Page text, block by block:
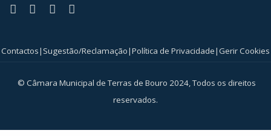
Facebook
Youtube
Instagram
© Câmara Municipal de Terras de Bouro 2024, Todos os direitos
reservados.
Contactos| Sugestão/Reclamação|Política de Privacidade|Gerir Cookies